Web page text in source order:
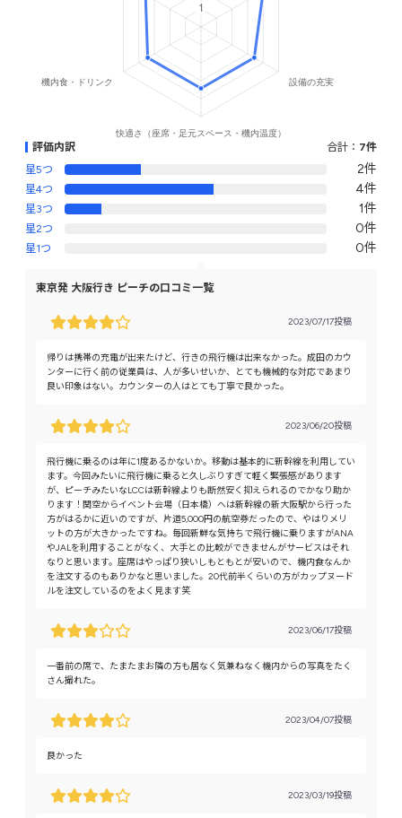
評価内訳 合計： 7件
星5つ
2件
星4つ 4件
星3つ 1件
星2つ 0件
星1つ 0件
東京発 大阪行き ピーチの口コミ一覧
2023/07/17投稿
帰りは携帯の充電が出来たけど、行きの飛行機は出来なかった。成田のカウ
ンターに行く前の従業員は、人が多いせいか、とても機械的な対応であまり
良い印象はない。カウンターの人はとても丁寧で良かった。
2023/06/20投稿
飛行機に乗るのは年に1度あるかないか。移動は基本的に新幹線を利用してい
ます。今回みたいに飛行機に乗ると久しぶりすぎて軽く緊張感があります
が、ピーチみたいなLCCは新幹線よりも断然安く抑えられるのでかなり助か
ります！関空からイベント会場（日本橋）へは新幹線の新大阪駅から行った
方がはるかに近いのですが、片道5,000円の航空券だったので、やはりメリ
ットの方が大きかったですね。毎回新鮮な気持ちで飛行機に乗りますがANA
やJALを利用することがなく、大手との比較ができませんがサービスはそれ
なりと思います。座席はやっぱり狭いしもともとが安いので、機内食なんか
を注文するのもありかなと思いました。20代前半くらいの方がカップヌード
ルを注文しているのをよく見ます笑
2023/06/17投稿
一番前の席で、たまたまお隣の方も居なく気兼ねなく機内からの写真をたく
さん撮れた。
2023/04/07投稿
良かった
2023/03/19投稿